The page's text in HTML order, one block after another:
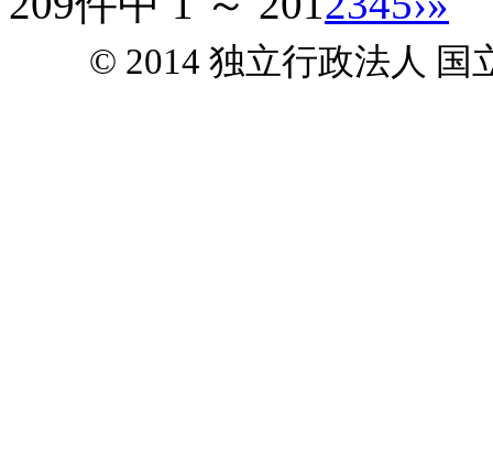
© 2014 独立行政法人 国